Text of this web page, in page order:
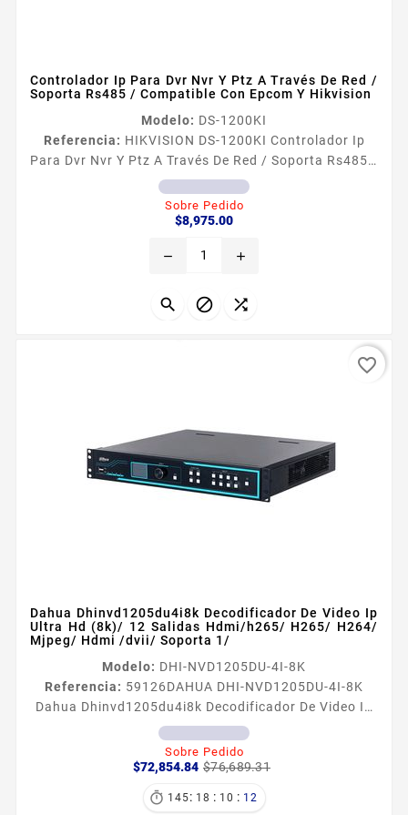
Controlador Ip Para Dvr Nvr Y Ptz A Través De Red /
Soporta Rs485 / Compatible Con Epcom Y Hikvision
Modelo: DS-1200KI
Referencia: HIKVISION DS-1200KI Controlador Ip
Para Dvr Nvr Y Ptz A Través De Red / Soporta Rs485 /
Compatible Con Epcom Y Hikvision
Caracteriacutesticas principales Controlador de
DVRacutes via RS485 Red para equipos
Control de Presets Patrol Pattern Protocolos
Half Duplex con velocidad de datos de 1200 ndash...
Sobre Pedido
$8,975.00Precio
remove add
  
Dahua Dhinvd1205du4i8k Decodificador De Video Ip
Ultra Hd (8k)/ 12 Salidas Hdmi/h265/ H265/ H264/
Mjpeg/ Hdmi /dvii/ Soporta 1/
Modelo: DHI-NVD1205DU-4I-8K
Referencia: 59126DAHUA DHI-NVD1205DU-4I-8K
Dahua Dhinvd1205du4i8k Decodificador De Video Ip
Ultra Hd (8k)/ 12 Salidas Hdmi/h265/ H265/ H264/
Mjpeg/ Hdmi /dvii/ Soporta 1/ Información General El
DAHUA NVD1205DH4I4K es un decodificador de
video IP robusto y versátil disenado para
aplicaciones de vigilancia que requieren alta
Sobre Pedido
$72,854.84 $76,689.31
 145: 18 : 10 : 11
favorite_border